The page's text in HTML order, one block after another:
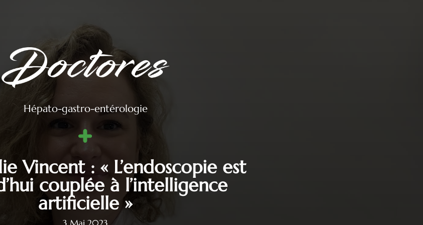
Hépato-gastro-entérologie
Vincent : « L’endoscopie est
couplée à l’intelligence
artificielle »